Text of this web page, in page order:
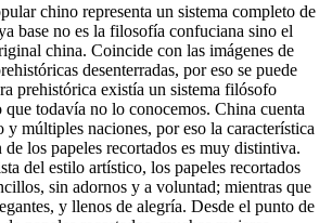
chino representa un sistema completo de
base no es la filosofía confuciana sino el
china. Coincide con las imágenes de
desenterradas, por eso se puede
prehistórica existía un sistema filósofo
todavía no lo conocemos. China cuenta
múltiples naciones, por eso la característica
los papeles recortados es muy distintiva.
del estilo artístico, los papeles recortados
sin adornos y a voluntad; mientras que
y llenos de alegría. Desde el punto de